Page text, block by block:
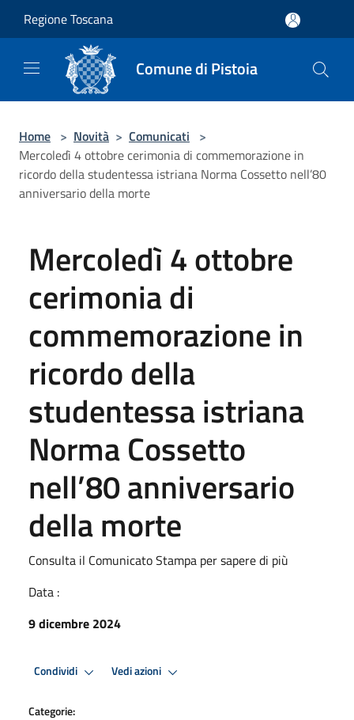
Regione Toscana
Comune di Pistoia
Home > Novità > Comunicati >
Mercoledì 4 ottobre cerimonia di commemorazione in
ricordo della studentessa istriana Norma Cossetto nell’80
anniversario della morte
Mercoledì 4 ottobre
cerimonia di
commemorazione in
ricordo della
studentessa istriana
Norma Cossetto
nell’80 anniversario
della morte
Consulta il Comunicato Stampa per sapere di più
Data :
9 dicembre 2024
Condividi Vedi azioni
Categorie: